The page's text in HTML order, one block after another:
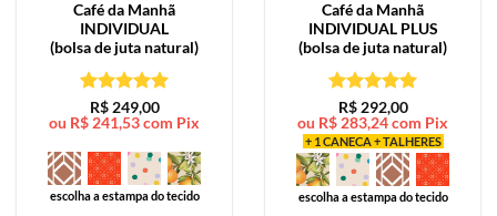
Café da Manhã
INDIVIDUAL
(bolsa de juta natural)
Avaliação5
de 5
R$249,00
ou R$ 241,53com Pix
escolha a estampa do tecido
Café da Manhã
INDIVIDUAL PLUS
(bolsa de juta natural)
Avaliação5
de 5
R$292,00
ou R$ 283,24com Pix
+ 1 CANECA + TALHERES
escolha a estampa do tecido